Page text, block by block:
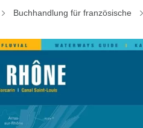
Buchhandlung für französische